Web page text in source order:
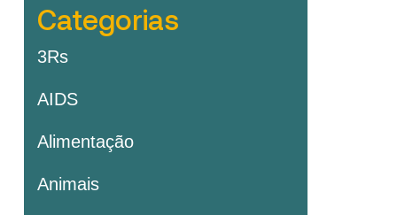
Categorias
3Rs
AIDS
Alimentação
Animais